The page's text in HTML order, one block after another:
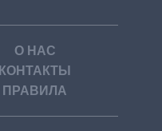
О НАС
КОНТАКТЫ
ПРАВИЛА